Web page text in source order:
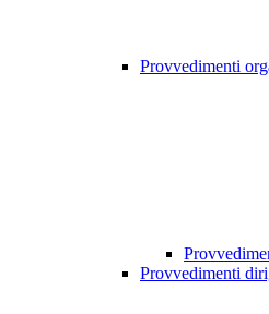
Provvedimenti
Provvedimenti